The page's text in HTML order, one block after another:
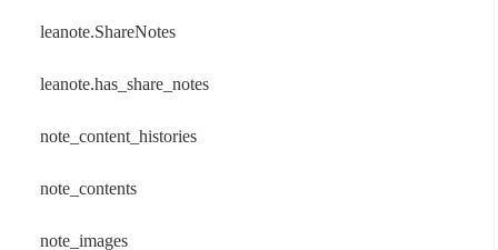
leanote.ShareNotes
leanote.has_share_notes
note_content_histories
note_contents
note_images